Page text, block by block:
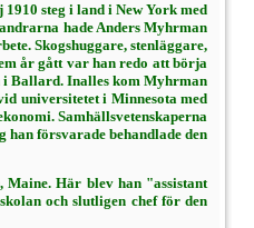
steg i land i New York med
hade An­ders Myhrman
Skogshuggare, stenläggare,
år gått var han redo att börja
i Ballard. Inalles kom Myhrman
universitetet i Minnesota med
Samhällsvetenskaperna
han försvarade behandlade den
Här blev han "assistant
och slutligen chef för den